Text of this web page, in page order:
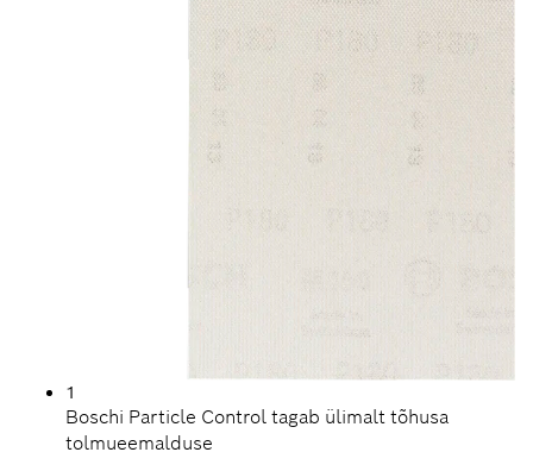
1
Boschi Particle Control tagab ülimalt tõhusa
tolmueemalduse